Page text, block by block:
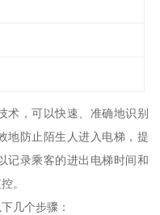
术，可以快速、准确地识别
地防止陌生人进入电梯，提
记录乘客的进出电梯时间和
。
几个步骤：